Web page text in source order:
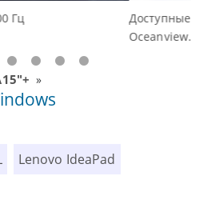
начального уровня, новые
»
Lenovo IdeaPad